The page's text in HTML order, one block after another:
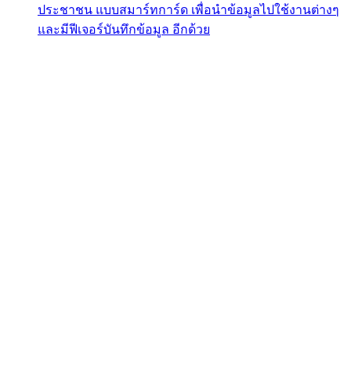
ประชาชน แบบสมาร์ทการ์ด เพื่อนำข้อมูลไปใช้งานต่างๆ
และมีฟีเจอร์บันทึกข้อมูล อีกด้วย